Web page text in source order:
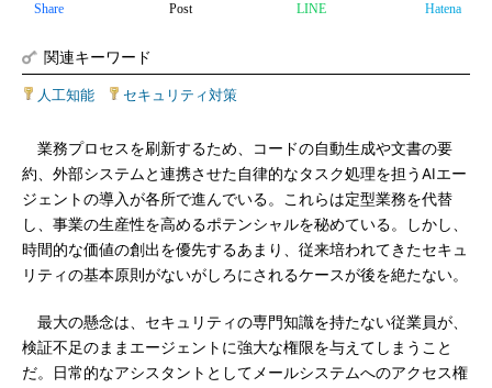
Share Post LINE Hatena
関連キーワード
人工知能 セキュリティ対策
業務プロセスを刷新するため、コードの自動生成や文書の要
約、外部システムと連携させた自律的なタスク処理を担うAIエー
ジェントの導入が各所で進んでいる。これらは定型業務を代替
し、事業の生産性を高めるポテンシャルを秘めている。しかし、
時間的な価値の創出を優先するあまり、従来培われてきたセキュ
リティの基本原則がないがしろにされるケースが後を絶たない。
最大の懸念は、セキュリティの専門知識を持たない従業員が、
検証不足のままエージェントに強大な権限を与えてしまうこと
だ。日常的なアシスタントとしてメールシステムへのアクセス権